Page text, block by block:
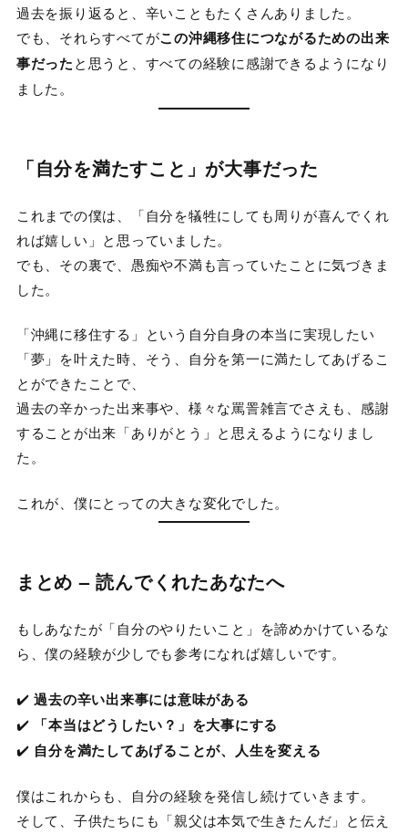
過去を振り返ると、辛いこともたくさんありました。
でも、それらすべてがこの沖縄移住につながるための出来
事だったと思うと、すべての経験に感謝できるようになり
ました。
「自分を満たすこと」が大事だった
これまでの僕は、「自分を犠牲にしても周りが喜んでくれ
れば嬉しい」と思っていました。
でも、その裏で、愚痴や不満も言っていたことに気づきま
した。
「沖縄に移住する」という自分自身の本当に実現したい
「夢」を叶えた時、そう、自分を第一に満たしてあげるこ
とができたことで、
過去の辛かった出来事や、様々な罵詈雑言でさえも、感謝
することが出来「ありがとう」と思えるようになりまし
た。
これが、僕にとっての大きな変化でした。
まとめ – 読んでくれたあなたへ
もしあなたが「自分のやりたいこと」を諦めかけているな
ら、僕の経験が少しでも参考になれば嬉しいです。
✔️過去の辛い出来事には意味がある
✔️ 「本当はどうしたい？」を大事にする
✔️ 自分を満たしてあげることが、人生を変える
僕はこれからも、自分の経験を発信し続けていきます。
そして、子供たちにも「親父は本気で生きたんだ」と伝え